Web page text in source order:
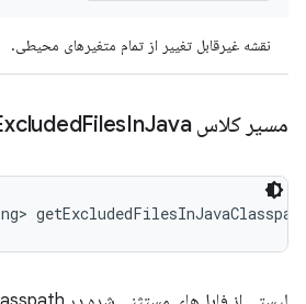
نقشه غیرقابل تغییر از تمام متغیرهای محیطی.
مسیر کلاس get FilesInJava